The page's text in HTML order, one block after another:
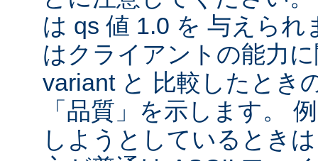
は qs 値 1.0 を 与えら
はクライアントの能力
variant と 比較したとき
「品質」を示します。
しようとしているとき